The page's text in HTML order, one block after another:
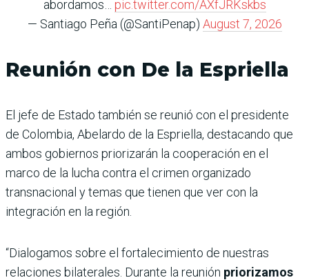
abordamos… pic.twitter.com/AXfJRKskbs
— Santiago Peña (@SantiPenap) August 7, 2026
Reunión con De la Espriella
El jefe de Estado también se reunió con el presidente
de Colombia, Abelardo de la Espriella, destacando que
ambos gobiernos priorizarán la cooperación en el
marco de la lucha contra el crimen organizado
transnacional y temas que tienen que ver con la
integración en la región.
“Dialogamos sobre el fortalecimiento de nuestras
relaciones bilaterales. Durante la reunión priorizamos